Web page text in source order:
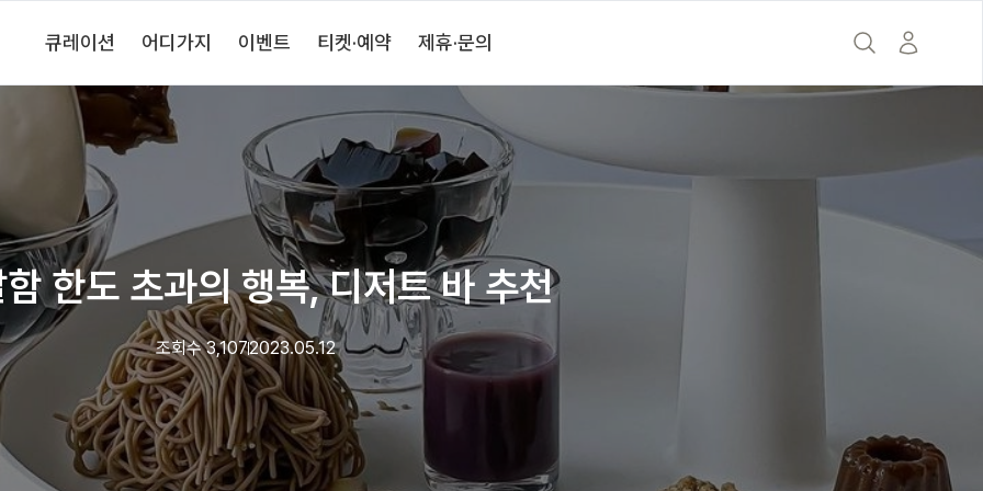
큐레이션 어디가지 이벤트 티켓·예약 제휴·문의
한도 초과의 행복, 디저트 바 추천
조회수3,1072023.05.12